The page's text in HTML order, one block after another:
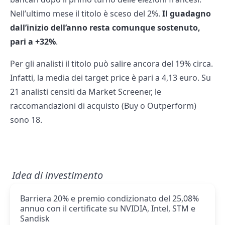
Nell’ultimo mese il titolo è sceso del 2%. Il guadagno
dall’inizio dell’anno resta comunque sostenuto,
pari a +32%.
Per gli analisti il titolo può salire ancora del 19% circa.
Infatti, la media dei target price è pari a 4,13 euro. Su
21 analisti censiti da Market Screener, le
raccomandazioni di acquisto (Buy o Outperform)
sono 18.
Idea di investimento
Barriera 20% e premio condizionato del 25,08%
annuo con il certificate su NVIDIA, Intel, STM e
Sandisk